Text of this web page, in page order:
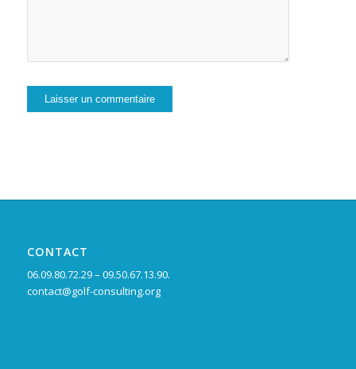
CONTACT
06.09.80.72.29 – 09.50.67.13.90.
contact@golf-consulting.org